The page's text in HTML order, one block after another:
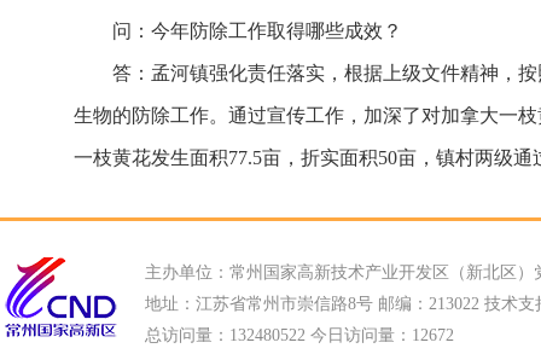
问：今年防除工作取得哪些成效？
答：孟河镇强化责任落实，根据上级文件精神，
生物的防除工作。通过宣传工作，加深了对加拿大一
一枝黄花发生面积77.5亩，折实面积50亩，镇村两级
主办单位：常州国家高新技术产业开发区（新北区）
地址：江苏省常州市崇信路8号 邮编：213022 技术支
总访问量： 132480522 今日访问量： 12672